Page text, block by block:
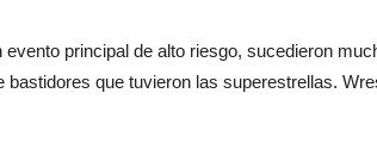
principal de alto riesgo, sucedieron
que tuvieron las superestrellas.